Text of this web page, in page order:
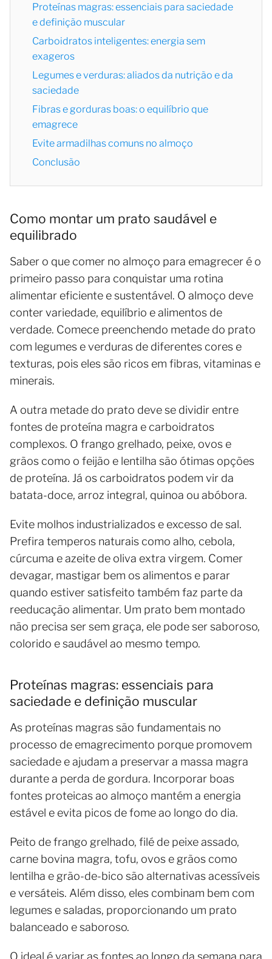
Proteínas magras: essenciais para saciedade
e definição muscular
Carboidratos inteligentes: energia sem
exageros
Legumes e verduras: aliados da nutrição e da
saciedade
Fibras e gorduras boas: o equilíbrio que
emagrece
Evite armadilhas comuns no almoço
Conclusão
Como montar um prato saudável e
equilibrado
Saber o que comer no almoço para emagrecer é o
primeiro passo para conquistar uma rotina
alimentar eficiente e sustentável. O almoço deve
conter variedade, equilíbrio e alimentos de
verdade. Comece preenchendo metade do prato
com legumes e verduras de diferentes cores e
texturas, pois eles são ricos em fibras, vitaminas e
minerais.
A outra metade do prato deve se dividir entre
fontes de proteína magra e carboidratos
complexos. O frango grelhado, peixe, ovos e
grãos como o feijão e lentilha são ótimas opções
de proteína. Já os carboidratos podem vir da
batata-doce, arroz integral, quinoa ou abóbora.
Evite molhos industrializados e excesso de sal.
Prefira temperos naturais como alho, cebola,
cúrcuma e azeite de oliva extra virgem. Comer
devagar, mastigar bem os alimentos e parar
quando estiver satisfeito também faz parte da
reeducação alimentar. Um prato bem montado
não precisa ser sem graça, ele pode ser saboroso,
colorido e saudável ao mesmo tempo.
Proteínas magras: essenciais para
saciedade e definição muscular
As proteínas magras são fundamentais no
processo de emagrecimento porque promovem
saciedade e ajudam a preservar a massa magra
durante a perda de gordura. Incorporar boas
fontes proteicas ao almoço mantém a energia
estável e evita picos de fome ao longo do dia.
Peito de frango grelhado, filé de peixe assado,
carne bovina magra, tofu, ovos e grãos como
lentilha e grão-de-bico são alternativas acessíveis
e versáteis. Além disso, eles combinam bem com
legumes e saladas, proporcionando um prato
balanceado e saboroso.
O ideal é variar as fontes ao longo da semana para